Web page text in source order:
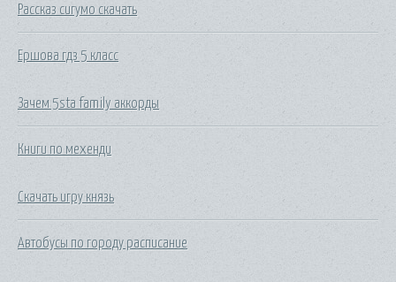
Рассказ сигумо скачать
Ершова гдз 5 класс
Зачем 5sta family аккорды
Книги по мехенди
Скачать игру князь
Автобусы по городу расписание